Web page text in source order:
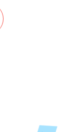
积约1.5
余名村